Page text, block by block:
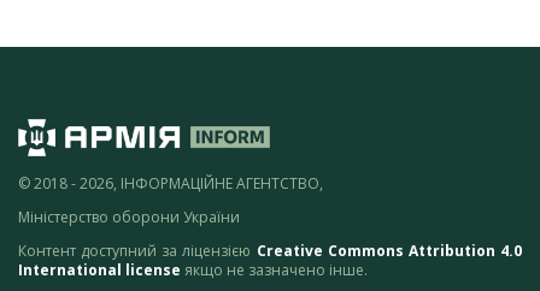
© 2018 - 2026, ІНФОРМАЦІЙНЕ АГЕНТСТВО,
Міністерство оборони України
Контент доступний за ліцензією Creative Commons Attribution 4.0
International license якщо не зазначено інше.